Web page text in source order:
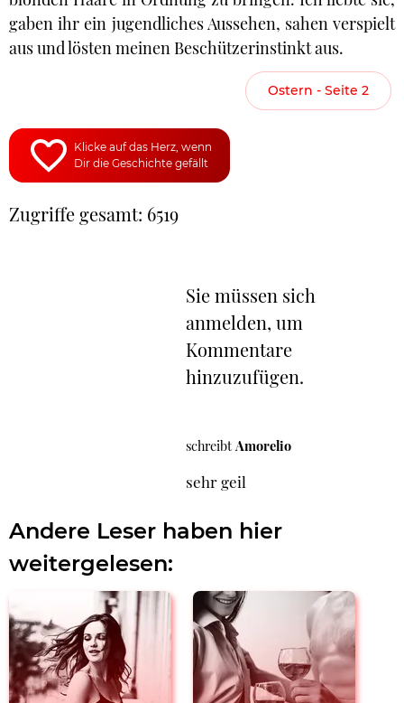
gaben ihr ein jugendliches Aussehen, sahen verspielt
aus und lösten meinen Beschützerinstinkt aus.
Ostern - Seite 2
Klicke auf das Herz, wenn
Dir die Geschichte gefällt
Zugriffe gesamt: 6519
Sie müssen sich
anmelden, um
Kommentare
hinzuzufügen.
schreibtAmorelio
sehr geil
Andere Leser haben hier
weitergelesen: